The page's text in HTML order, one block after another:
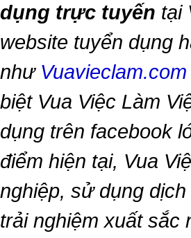
dụng trực tuyến tại
website tuyển dụng
như Vuavieclam.com
biệt Vua Việc Làm
dụng trên facebook
điểm hiện tại, Vua
nghiệp, sử dụng
trải nghiệm xuất sắc